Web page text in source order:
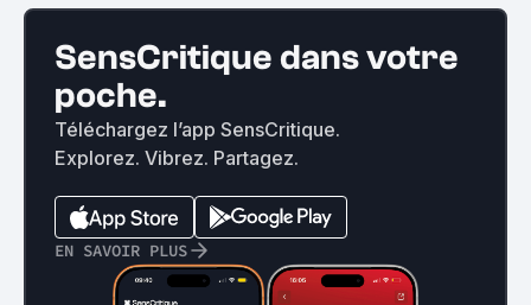
SensCritique dans votre
poche.
Téléchargez l’app SensCritique.
Explorez. Vibrez. Partagez.
EN SAVOIR PLUS